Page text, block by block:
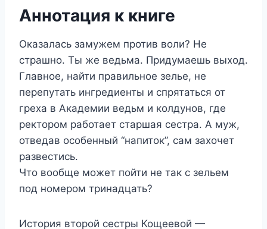
Аннотация к книге
Оказалась замужем против воли? Не
страшно. Ты же ведьма. Придумаешь выход.
Главное, найти правильное зелье, не
перепутать ингредиенты и спрятаться от
греха в Академии ведьм и колдунов, где
ректором работает старшая сестра. А муж,
отведав особенный “напиток”, сам захочет
развестись.
Что вообще может пойти не так с зельем
под номером тринадцать?
История второй сестры Кощеевой —